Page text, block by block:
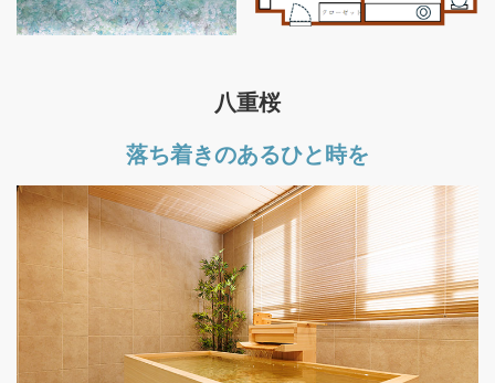
八重桜
落ち着きのあるひと時を